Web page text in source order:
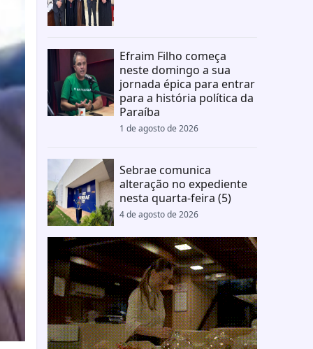
Efraim Filho começa
neste domingo a sua
jornada épica para entrar
para a história política da
Paraíba
1 de agosto de 2026
Sebrae comunica
alteração no expediente
nesta quarta-feira (5)
4 de agosto de 2026